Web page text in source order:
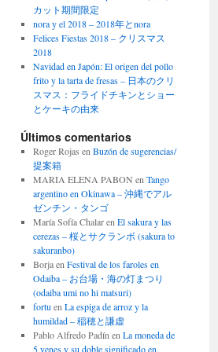
カット期間限定
nora y el 2018 – 2018年とnora
Felices Fiestas 2018 – クリスマス
2018
Navidad en Japón: El origen del pollo
frito y la tarta de fresas – 日本のクリ
スマス：フライドチキンとショー
とケーキの由来
Últimos comentarios
Roger Rojas en Buzón de sugerencias/
提案箱
MARIA ELENA PABON en Tango
argentino en Okinawa – 沖縄でアル
ゼンチン・タンゴ
María Sofía Chalaren El sakura y las
cerezas – 桜とサクランボ (sakura to
sakuranbo)
Borjaen Festival de los faroles en
Odaiba – お台場・海の灯まつり
(odaiba umi no hi matsuri)
fortu en La espiga de arroz y la
humildad – 稲穂と謙虚
Pablo Alfredo Padín en La moneda de
5 yenes y su doble significado en